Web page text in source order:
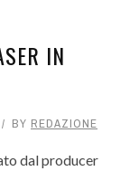
IN
BY REDAZIONE
dal producer